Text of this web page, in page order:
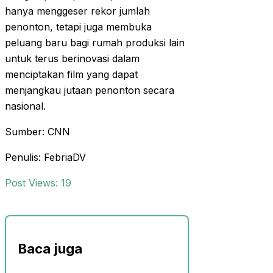
hanya menggeser rekor jumlah
penonton, tetapi juga membuka
peluang baru bagi rumah produksi lain
untuk terus berinovasi dalam
menciptakan film yang dapat
menjangkau jutaan penonton secara
nasional.
Sumber: CNN
Penulis: FebriaDV
Post Views: 19
Baca juga